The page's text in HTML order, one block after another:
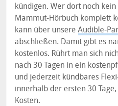
kündigen. Wer dort noch
Mammut-Hörbuch komplett
kann über unsereAudible-
abschließen. Damit gibt es
kostenlos. Rührt man sich
nach 30 Tagen in ein
und jederzeit kündbares
innerhalb der ersten 30
Kosten.